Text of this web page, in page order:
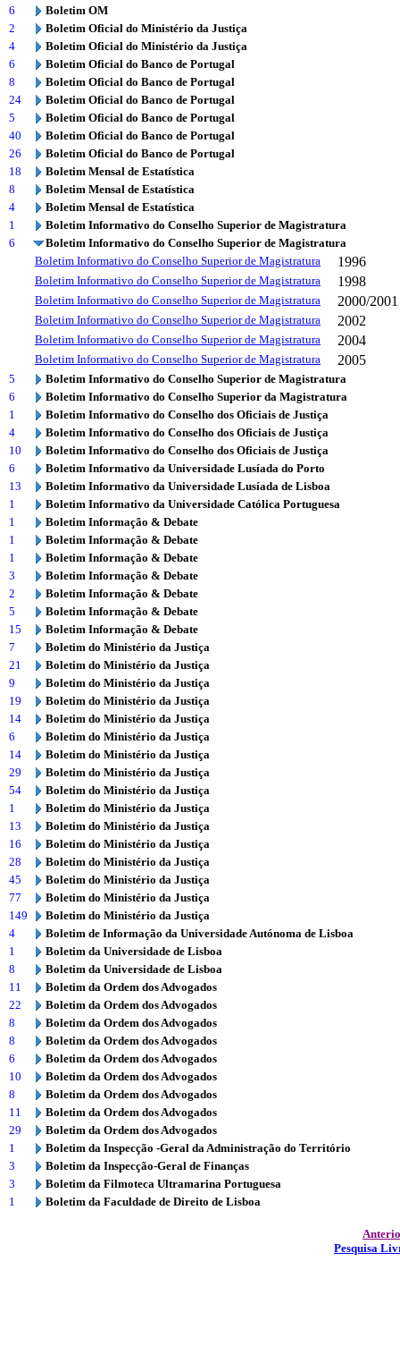
6
Boletim OM
2
Boletim Oficial do Ministério da Justiça
4
Boletim Oficial do Ministério da Justiça
6
Boletim Oficial do Banco de Portugal
8
Boletim Oficial do Banco de Portugal
24
Boletim Oficial do Banco de Portugal
5
Boletim Oficial do Banco de Portugal
40
Boletim Oficial do Banco de Portugal
26
Boletim Oficial do Banco de Portugal
18
Boletim Mensal de Estatística
8
Boletim Mensal de Estatística
4
Boletim Mensal de Estatística
1
Boletim Informativo do Conselho Superior de Magistratura
6
Boletim Informativo do Conselho Superior de Magistratura
Boletim Informativo do Conselho Superior de Magistratura
1996
Boletim Informativo do Conselho Superior de Magistratura 1998
Boletim Informativo do Conselho Superior de Magistratura 2000/2001
Boletim Informativo do Conselho Superior de Magistratura 2002
Boletim Informativo do Conselho Superior de Magistratura 2004
Boletim Informativo do Conselho Superior de Magistratura 2005
5
Boletim Informativo do Conselho Superior de Magistratura
6
Boletim Informativo do Conselho Superior da Magistratura
1
Boletim Informativo do Conselho dos Oficiais de Justiça
4
Boletim Informativo do Conselho dos Oficiais de Justiça
10
Boletim Informativo do Conselho dos Oficiais de Justiça
6
Boletim Informativo da Universidade Lusíada do Porto
13
Boletim Informativo da Universidade Lusíada de Lisboa
1
Boletim Informativo da Universidade Católica Portuguesa
1
Boletim Informação & Debate
1
Boletim Informação & Debate
1
Boletim Informação & Debate
3
Boletim Informação & Debate
2
Boletim Informação & Debate
5
Boletim Informação & Debate
15
Boletim Informação & Debate
7
Boletim do Ministério da Justiça
21
Boletim do Ministério da Justiça
9
Boletim do Ministério da Justiça
19
Boletim do Ministério da Justiça
14
Boletim do Ministério da Justiça
6
Boletim do Ministério da Justiça
14
Boletim do Ministério da Justiça
29
Boletim do Ministério da Justiça
54
Boletim do Ministério da Justiça
1
Boletim do Ministério da Justiça
13
Boletim do Ministério da Justiça
16
Boletim do Ministério da Justiça
28
Boletim do Ministério da Justiça
45
Boletim do Ministério da Justiça
77
Boletim do Ministério da Justiça
149
Boletim do Ministério da Justiça
4
Boletim de Informação da Universidade Autónoma de Lisboa
1
Boletim da Universidade de Lisboa
8
Boletim da Universidade de Lisboa
11
Boletim da Ordem dos Advogados
22
Boletim da Ordem dos Advogados
8
Boletim da Ordem dos Advogados
8
Boletim da Ordem dos Advogados
6
Boletim da Ordem dos Advogados
10
Boletim da Ordem dos Advogados
8
Boletim da Ordem dos Advogados
11
Boletim da Ordem dos Advogados
29
Boletim da Ordem dos Advogados
1
Boletim da Inspecção -Geral da Administração do Território
3
Boletim da Inspecção-Geral de Finanças
3
Boletim da Filmoteca Ultramarina Portuguesa
1
Boletim da Faculdade de Direito de Lisboa
Pesquisa